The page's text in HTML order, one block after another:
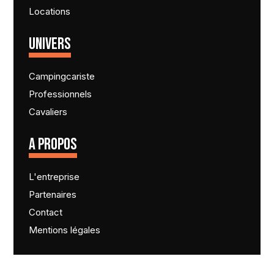
Locations
UNIVERS
Campingcariste
Professionnels
Cavaliers
A PROPOS
L'entreprise
Partenaires
Contact
Mentions légales